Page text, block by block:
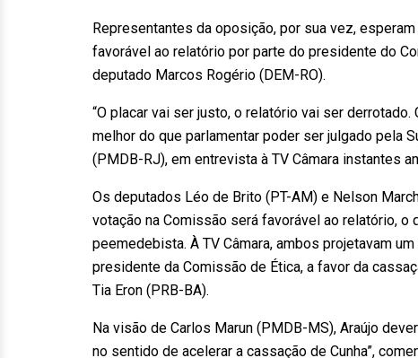
Representantes da oposição, por sua vez,
favorável ao relatório por parte do presidente do
deputado Marcos Rogério (DEM-RO).
“O placar vai ser justo, o relatório vai ser
melhor do que parlamentar poder ser julgado pela
(PMDB-RJ), em entrevista à TV Câmara instantes
Os deputados Léo de Brito (PT-AM) e Nelson
votação na Comissão será favorável ao relatório,
peemedebista. À TV Câmara, ambos projetavam
presidente da Comissão de Ética, a favor da
Tia Eron (PRB-BA).
Na visão de Carlos Marun (PMDB-MS), Araújo
no sentido de acelerar a cassação de Cunha”,